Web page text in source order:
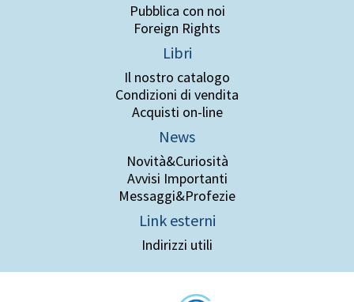
Pubblica con noi
Foreign Rights
Libri
Il nostro catalogo
Condizioni di vendita
Acquisti on-line
News
Novità&Curiosità
Avvisi Importanti
Messaggi&Profezie
Link esterni
Indirizzi utili